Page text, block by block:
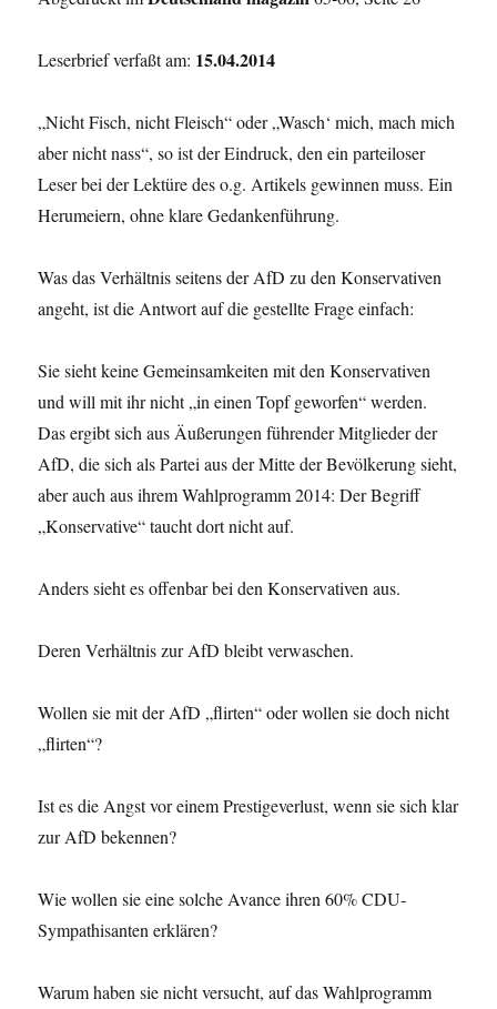
Leserbrief verfaßt am: 15.04.2014
„Nicht Fisch, nicht Fleisch“ oder „Wasch‘ mich, mach mich
aber nicht nass“, so ist der Eindruck, den ein parteiloser
Leser bei der Lektüre des o.g. Artikels gewinnen muss. Ein
Herumeiern, ohne klare Gedankenführung.
Was das Verhältnis seitens der AfD zu den Konservativen
angeht, ist die Antwort auf die gestellte Frage einfach:
Sie sieht keine Gemeinsamkeiten mit den Konservativen
und will mit ihr nicht „in einen Topf geworfen“ werden.
Das ergibt sich aus Äußerungen führender Mitglieder der
AfD, die sich als Partei aus der Mitte der Bevölkerung sieht,
aber auch aus ihrem Wahlprogramm 2014: Der Begriff
„Konservative“ taucht dort nicht auf.
Anders sieht es offenbar bei den Konservativen aus.
Deren Verhältnis zur AfD bleibt verwaschen.
Wollen sie mit der AfD „flirten“ oder wollen sie doch nicht
„flirten“?
Ist es die Angst vor einem Prestigeverlust, wenn sie sich klar
zur AfD bekennen?
Wie wollen sie eine solche Avance ihren 60% CDU-
Sympathisanten erklären?
Warum haben sie nicht versucht, auf das Wahlprogramm